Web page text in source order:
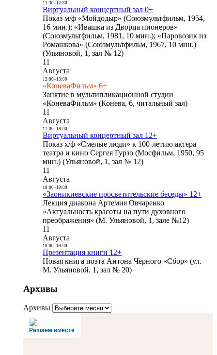
11:30- 12:30
Виртуальный концертный зал 0+
Показ м/ф «Мойдодыр» (Союзмультфильм, 1954,
16 мин.); «Ивашка из Дворца пионеров»
(Союзмультфильм, 1981, 10 мин.); «Паровозик из
Ромашкова» (Союзмультфильм, 1967, 10 мин.)
(Ульяновой, 1, зал № 12)
11
Августа
12:00- 13:00
«КоневаФильм» 6+
Занятие в мультипликационной студии
«КоневаФильм» (Конева, 6, читальный зал)
11
Августа
17:00- 18:00
Виртуальный концертный зал 12+
Показ х/ф «Смелые люди» к 100-летию актера
театра и кино Сергея Гурзо (Мосфильм, 1950, 95
мин.) (Ульяновой, 1, зал № 12)
11
Августа
18:00- 19:00
«Заоникиевские просветительские беседы» 12+
Лекция диакона Артемия Овчаренко
«Актуальность красоты на пути духовного
преображения» (М. Ульяновой, 1, зале №12)
11
Августа
18:00- 19:00
Презентация книги 12+
Новая книга поэта Антона Чёрного «Сбор» (ул.
М. Ульяновой, 1, зал № 20)
Архивы
Архивы
Решаем вместе